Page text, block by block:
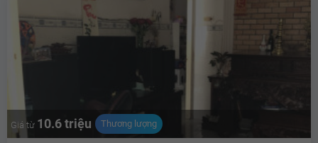
Giá từ 10.6 triệu Thương lượng